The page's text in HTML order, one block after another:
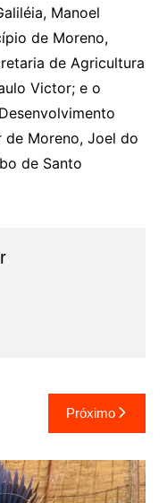
Manoel
de Moreno,
de Agricultura
Victor; e o
de Moreno, Joel do
de Santo
Próximo